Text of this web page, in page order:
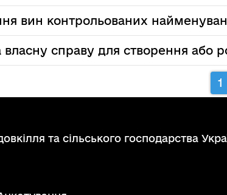
вин контрольованих
власну справу для створення або
1
та сільського господарства